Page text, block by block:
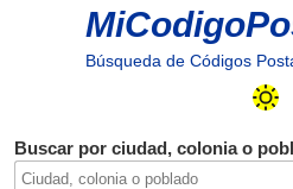
Búsqueda de Códigos
Buscar por ciudad, colonia o